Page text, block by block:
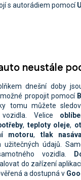
s autorádiem pomocí
neustále
dnešní doby
propojit pomocí
tomu můžete
Velice
, teploty oleje,
motoru, tlak
užitečných údajů.
vozidla.
do zařízení aplikaci
a dostupná v